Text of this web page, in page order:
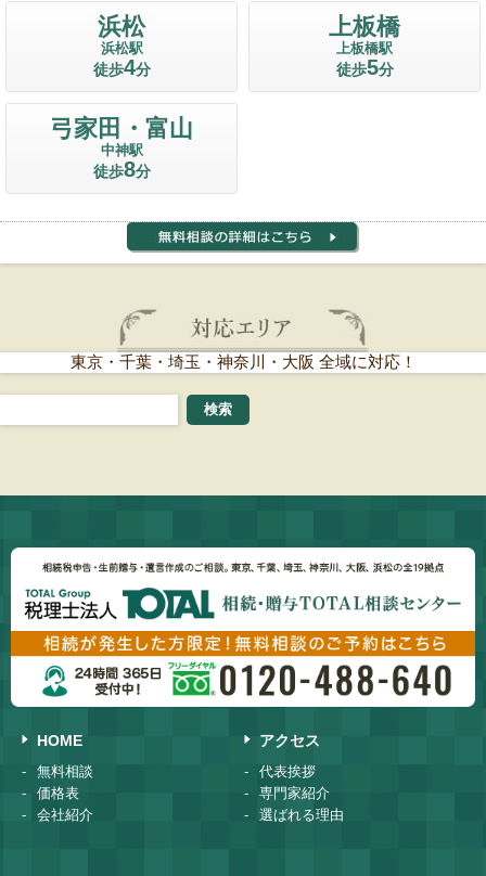
浜松
浜松駅
徒歩4分
上板橋
上板橋駅
徒歩5分
弓家田・富山
中神駅
徒歩8分
東京・千葉・埼玉・神奈川・大阪 全域に対応！
HOME
無料相談
価格表
会社紹介
アクセス
代表挨拶
専門家紹介
選ばれる理由